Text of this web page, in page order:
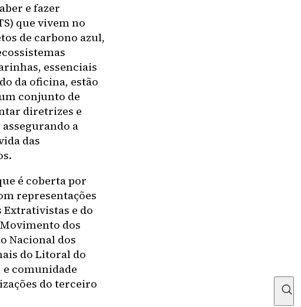
e fazer
que vivem no
de carbono azul,
essenciais
da oficina, estão
conjunto de
diretrizes e
a
das
é coberta por
representações
Extrativistas e do
dos
Nacional dos
do Litoral do
e comunidade
do terceiro